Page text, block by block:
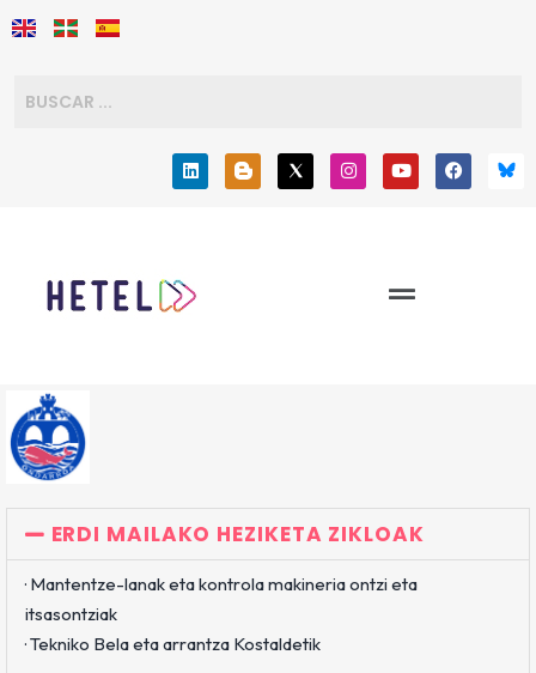
ERDI MAILAKO HEZIKETA ZIKLOAK
· Mantentze-lanak eta kontrola makineria ontzi eta
itsasontziak
· Tekniko Bela eta arrantza Kostaldetik